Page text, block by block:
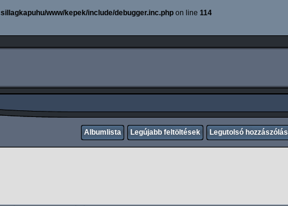
www/kepek/include/debugger.inc.php on line 114
Albumlista Legújabb feltöltések Legutolsó hozzászólás